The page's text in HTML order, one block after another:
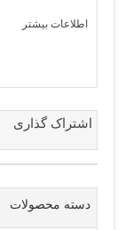
از 5
اطلاعات بیشتر
اشتراک گذاری
دسته محصولات